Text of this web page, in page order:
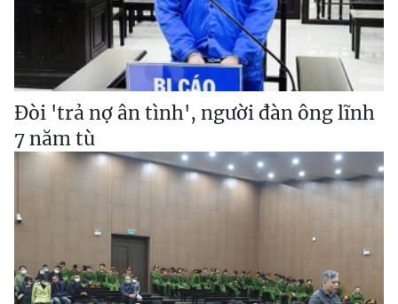
Đòi 'trả nợ ân tình', người đàn ông lĩnh
7 năm tù